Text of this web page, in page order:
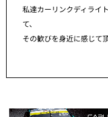
私達カーリンクディライ
て、
その歓びを身近に感じて